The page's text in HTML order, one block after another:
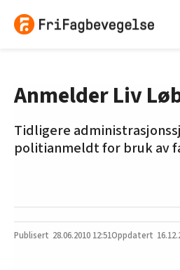
Anmelder Liv
Tidligere
politianmeldt for bruk av
28.06.2010 12:51